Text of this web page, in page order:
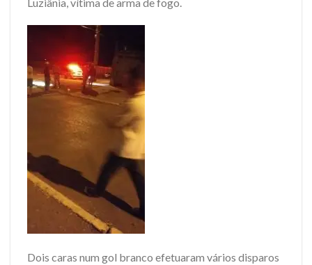
Dois caras num gol branco efetuaram vários disparos